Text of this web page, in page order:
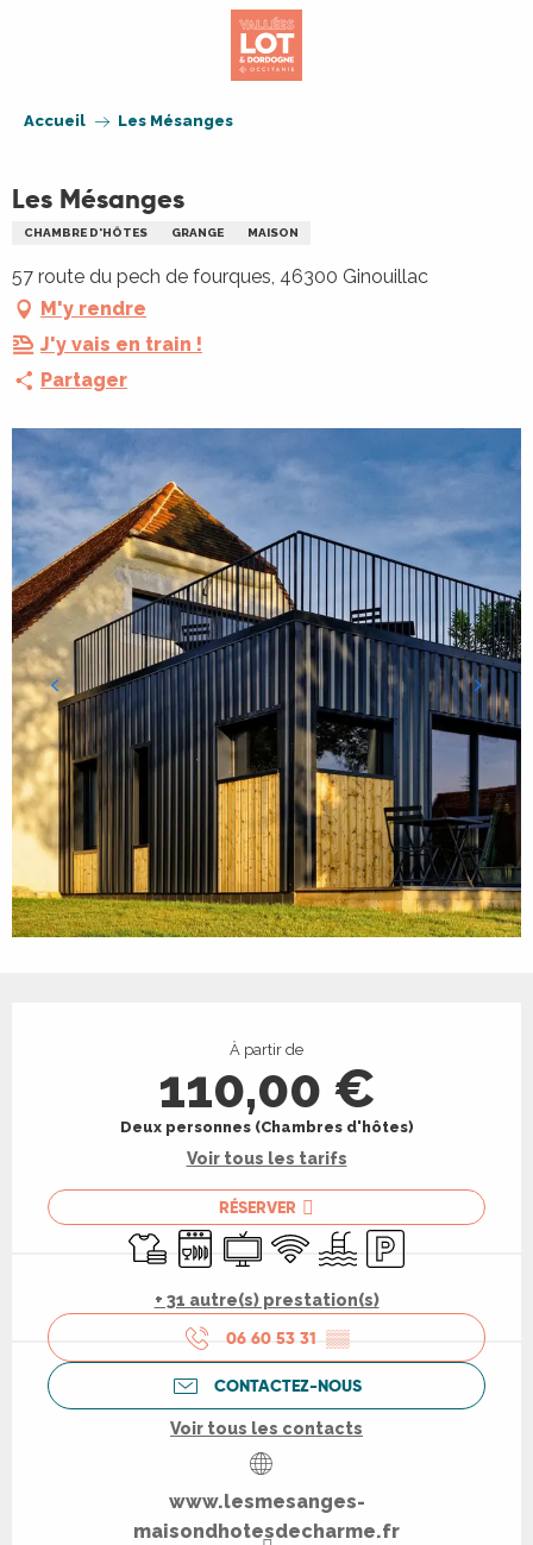
Accueil Les Mésanges
Les Mésanges
CHAMBRE D'HÔTES GRANGE MAISON
57 route du pech de fourques, 46300 Ginouillac
M'y rendre
J'y vais en train !
Partager
À partir de
110,00 €
Deux personnes (Chambres d'hôtes)
Voir tous les tarifs
RÉSERVER
Draps et linge
Lave vaisselle
Télévision
WiFi PiscineParking
+ 31 autre(s) prestation(s)
06 60 53 31 ▒▒
CONTACTEZ-NOUS
Voir tous les contacts
www.lesmesanges-
maisondhotesdecharme.fr